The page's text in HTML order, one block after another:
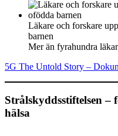
Läkare och forskare
barnen
Mer än fyrahundra
5G The Untold Story –
Strålskyddsstiftelsen
hälsa